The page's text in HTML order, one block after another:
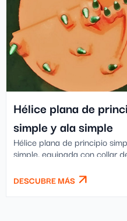
Hélice plana de
simple y ala simple
Hélice plana de principio
simple, equipada con collar
DESCUBRE MÁS